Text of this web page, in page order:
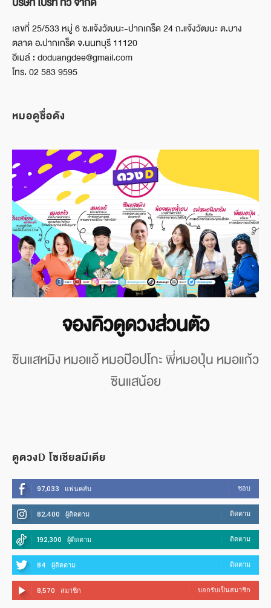
เลขที่ 25/533 หมู่ 6 ซ.แจ้งวัฒนะ-ปากเกร็ด 24 ถ.แจ้งวัฒนะ ต.บาง
ตลาด อ.ปากเกร็ด จ.นนทบุรี 11120
อีเมล์ : doduangdee@gmail.com
โทร. 02 583 9595
หมอดูชื่อดัง
จองคิวดูดวงส่วนตัว
ซินแสหมิง หมอแอ้ หมอป๊อปโกะ พี่หมอปุ่น หมอแก้ว
ซินแสน้อย
ดูดวงD โซเชียลมีเดีย
97,033 แฟนคลับ ชอบ
82,400 ผู้ติดตาม ติดตาม
192,300 ผู้ติดตาม ติดตาม
84 ผู้ติดตาม ติดตาม
8,570 สมาชิก บอกรับเป็นสมาชิก